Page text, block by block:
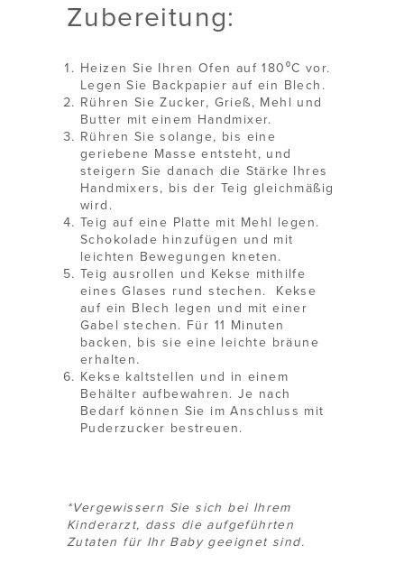
Zubereitung:
Heizen Sie Ihren Ofen auf 180⁰C vor.
Legen Sie Backpapier auf ein Blech.
Rühren Sie Zucker, Grieß, Mehl und
Butter mit einem Handmixer.
Rühren Sie solange, bis eine
geriebene Masse entsteht, und
steigern Sie danach die Stärke Ihres
Handmixers, bis der Teig gleichmäßig
wird.
Teig auf eine Platte mit Mehl legen.
Schokolade hinzufügen und mit
leichten Bewegungen kneten.
Teig ausrollen und Kekse mithilfe
eines Glases rund stechen. Kekse
auf ein Blech legen und mit einer
Gabel stechen. Für 11 Minuten
backen, bis sie eine leichte bräune
erhalten.
Kekse kaltstellen und in einem
Behälter aufbewahren. Je nach
Bedarf können Sie im Anschluss mit
Puderzucker bestreuen.
*Vergewissern Sie sich bei Ihrem
Kinderarzt, dass die aufgeführten
Zutaten für Ihr Baby geeignet sind.